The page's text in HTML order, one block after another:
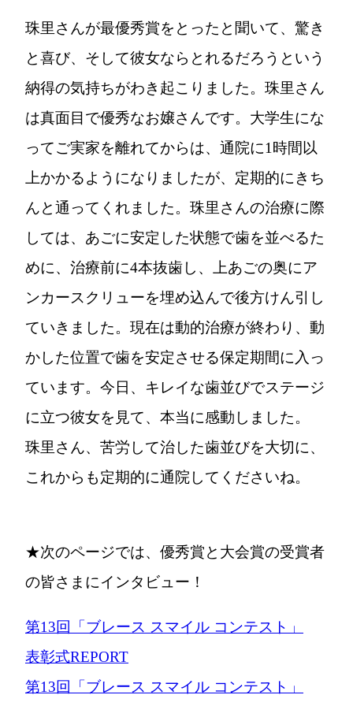
珠里さんが最優秀賞をとったと聞いて、驚き
と喜び、そして彼女ならとれるだろうという
納得の気持ちがわき起こりました。珠里さん
は真面目で優秀なお嬢さんです。大学生にな
ってご実家を離れてからは、通院に1時間以
上かかるようになりましたが、定期的にきち
んと通ってくれました。珠里さんの治療に際
しては、あごに安定した状態で歯を並べるた
めに、治療前に4本抜歯し、上あごの奥にア
ンカースクリューを埋め込んで後方けん引し
ていきました。現在は動的治療が終わり、動
かした位置で歯を安定させる保定期間に入っ
ています。今日、キレイな歯並びでステージ
に立つ彼女を見て、本当に感動しました。
珠里さん、苦労して治した歯並びを大切に、
これからも定期的に通院してくださいね。
★次のページでは、優秀賞と大会賞の受賞者
の皆さまにインタビュー！
第13回「ブレース スマイル コンテスト」
表彰式REPORT
第13回「ブレース スマイル コンテスト」